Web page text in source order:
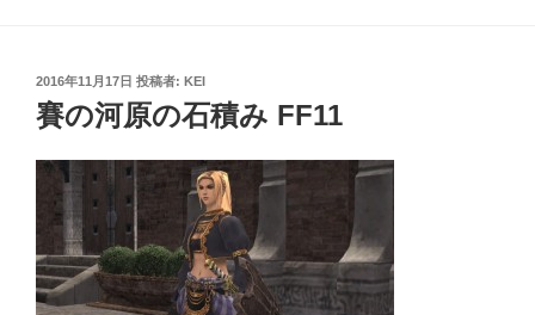
投
稿
日:
2016年11月17日 投稿者: KEI
賽の河原の石積み FF11